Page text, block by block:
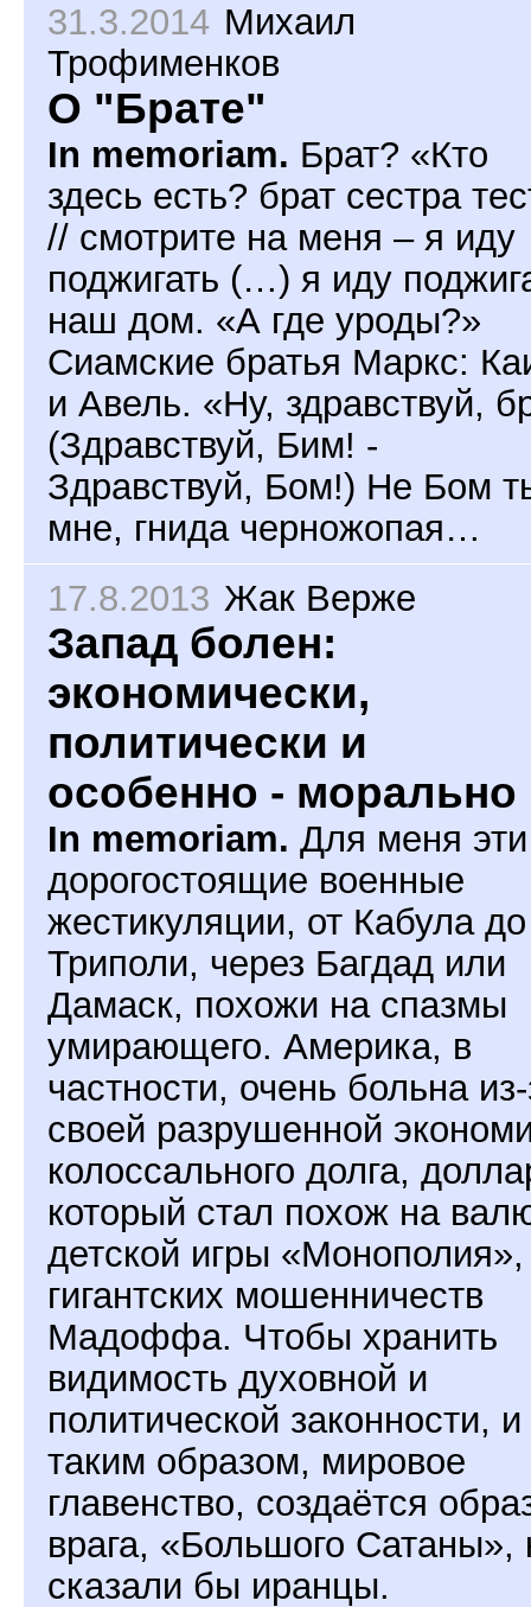
31.3.2014 Михаил
Трофименков
О "Брате"
In memoriam. Брат? «Кто
здесь есть? брат сестра
// смотрите на меня – я иду
поджигать (…) я иду
наш дом. «А где уроды?»
Сиамские братья Маркс:
и Авель. «Ну, здравствуй,
(Здравствуй, Бим! -
Здравствуй, Бом!) Не Бом
мне, гнида черножопая…
17.8.2013 Жак Верже
Запад болен:
экономически,
политически и
особенно - морально
In memoriam. Для меня эти
дорогостоящие военные
жестикуляции, от Кабула до
Триполи, через Багдад или
Дамаск, похожи на спазмы
умирающего. Америка, в
частности, очень больна
своей разрушенной
колоссального долга,
который стал похож на
детской игры «Монополия»,
гигантских мошенничеств
Мадоффа. Чтобы хранить
видимость духовной и
политической законности, и
таким образом, мировое
главенство, создаётся
врага, «Большого Сатаны»,
сказали бы иранцы.